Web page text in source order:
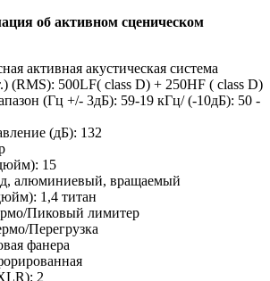
об активном сценическом
активная акустическая система
(RMS): 500LF( class D) + 250HF ( class D)
(Гц +/- 3дБ): 59-19 кГц/ (-10дБ): 50 -
(дБ): 132
15
алюминиевый, вращаемый
1,4 титан
Пиковый лимитер
Перегрузка
фанера
2